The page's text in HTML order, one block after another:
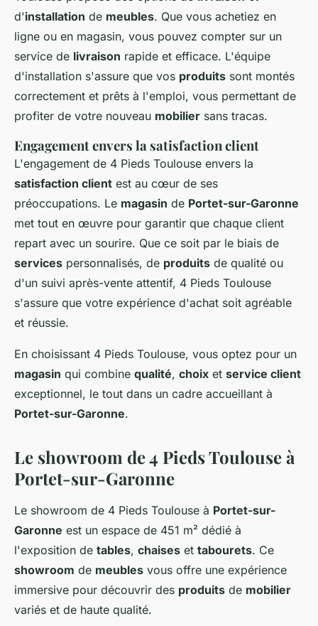
d'installation de meubles. Que vous achetiez en
ligne ou en magasin, vous pouvez compter sur un
service de livraison rapide et efficace. L'équipe
d'installation s'assure que vos produits sont montés
correctement et prêts à l'emploi, vous permettant de
profiter de votre nouveau mobilier sans tracas.
Engagement envers la satisfaction client
L'engagement de 4 Pieds Toulouse envers la
satisfaction client est au cœur de ses
préoccupations. Le magasin de Portet-sur-Garonne
met tout en œuvre pour garantir que chaque client
repart avec un sourire. Que ce soit par le biais de
services personnalisés, de produits de qualité ou
d'un suivi après-vente attentif, 4 Pieds Toulouse
s'assure que votre expérience d'achat soit agréable
et réussie.
En choisissant 4 Pieds Toulouse, vous optez pour un
magasin qui combine qualité, choix et service client
exceptionnel, le tout dans un cadre accueillant à
Portet-sur-Garonne.
Le showroom de 4 Pieds Toulouse à
Portet-sur-Garonne
Le showroom de 4 Pieds Toulouse à Portet-sur-
Garonne est un espace de 451 m² dédié à
l'exposition de tables, chaises et tabourets. Ce
showroom de meubles vous offre une expérience
immersive pour découvrir des produits de mobilier
variés et de haute qualité.